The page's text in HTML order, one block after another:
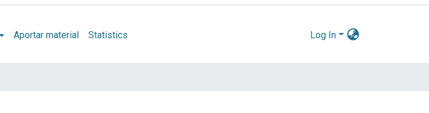
Aportar material Statistics Log In